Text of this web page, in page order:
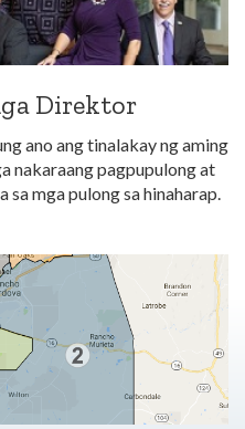
Direktor
ano ang tinalakay ng aming
nakaraang pagpupulong at
sa mga pulong sa hinaharap.